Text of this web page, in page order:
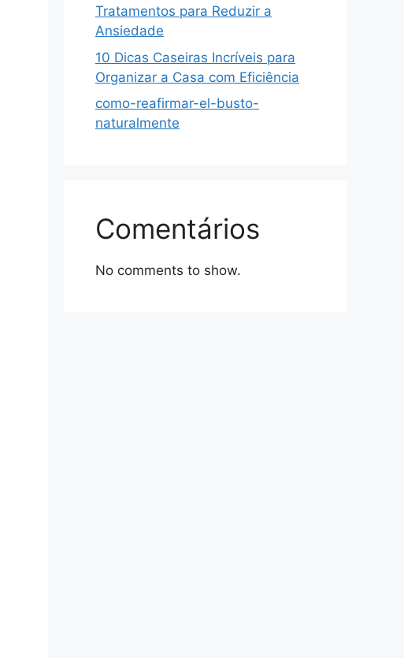
Tratamentos para Reduzir a
Ansiedade
10 Dicas Caseiras Incríveis para
Organizar a Casa com Eficiência
como-reafirmar-el-busto-
naturalmente
Comentários
No comments to show.